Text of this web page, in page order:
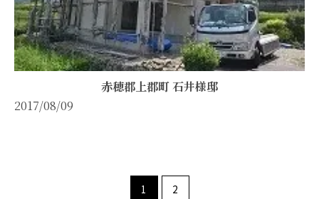
赤穂郡上郡町 石井様邸
2017/08/09
1 2